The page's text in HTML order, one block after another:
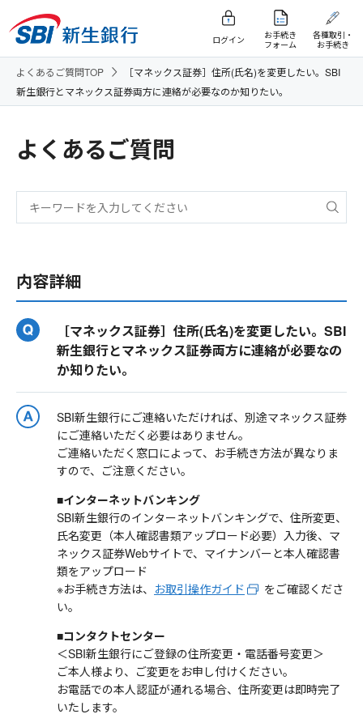
ログイン
お手続き
フォーム
各種取引・
お手続き
よくあるご質問TOP
［マネックス証券］住所(氏名)を変更したい。SBI
新生銀行とマネックス証券両方に連絡が必要なのか知りたい。
よくあるご質問
内容詳細
［マネックス証券］住所(氏名)を変更したい。SBI
新生銀行とマネックス証券両方に連絡が必要なの
か知りたい。
SBI新生銀行にご連絡いただければ、別途マネックス証券
にご連絡いただく必要はありません。
ご連絡いただく窓口によって、お手続き方法が異なりま
すので、ご注意ください。
■インターネットバンキング
SBI新生銀行のインターネットバンキングで、住所変更、
氏名変更（本人確認書類アップロード必要）入力後、マ
ネックス証券Webサイトで、マイナンバーと本人確認書
類をアップロード
※お手続き方法は、 お取引操作ガイド
をご確認くださ
い。
■コンタクトセンター
＜SBI新生銀行にご登録の住所変更・電話番号変更＞
ご本人様より、ご変更をお申し付けください。
お電話での本人認証が通れる場合、住所変更は即時完了
いたします。